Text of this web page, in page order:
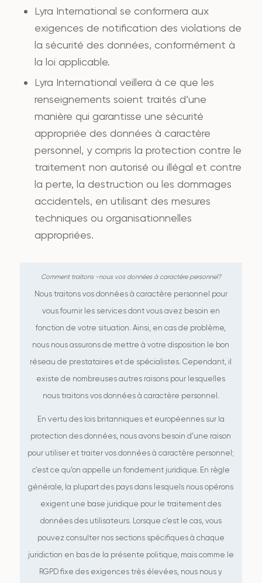
Lyra International se conformera aux
exigences de notification des violations de
la sécurité des données, conformément à
la loi applicable.
Lyra International veillera à ce que les
renseignements soient traités d’une
manière qui garantisse une sécurité
appropriée des données à caractère
personnel, y compris la protection contre le
traitement non autorisé ou illégal et contre
la perte, la destruction ou les dommages
accidentels, en utilisant des mesures
techniques ou organisationnelles
appropriées.
Nous traitons vos données à caractère personnel pour
vous fournir les services dont vous avez besoin en
fonction de votre situation. Ainsi, en cas de problème,
nous nous assurons de mettre à votre disposition le bon
réseau de prestataires et de spécialistes. Cependant, il
existe de nombreuses autres raisons pour lesquelles
nous traitons vos données à caractère personnel.
En vertu des lois britanniques et européennes sur la
protection des données, nous avons besoin d’une raison
pour utiliser et traiter vos données à caractère personnel;
c’est ce qu’on appelle un fondement juridique. En règle
générale, la plupart des pays dans lesquels nous opérons
exigent une base juridique pour le traitement des
données des utilisateurs. Lorsque c’est le cas, vous
pouvez consulter nos sections spécifiques à chaque
juridiction en bas de la présente politique, mais comme le
RGPD fixe des exigences très élevées, nous nous y